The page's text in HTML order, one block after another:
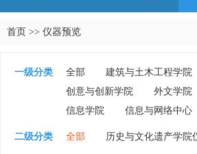
首页 >> 仪器预览
一级分类 全部 建筑与土木工程学院
创意与创新学院
外文学院
信息学院
信息与网络中心
二级分类 全部 历史与文化遗产学院